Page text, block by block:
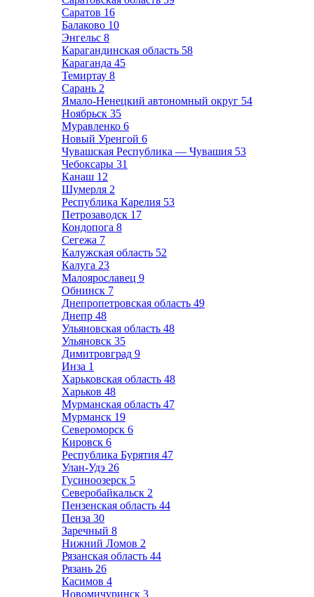
Саратов 16
Балаково 10
Энгельс 8
Карагандинская область 58
Караганда 45
Темиртау 8
Сарань 2
Ямало-Ненецкий автономный округ 54
Ноябрьск 35
Муравленко 6
Новый Уренгой 6
Чувашская Республика — Чувашия 53
Чебоксары 31
Канаш 12
Шумерля 2
Республика Карелия 53
Петрозаводск 17
Кондопога 8
Сегежа 7
Калужская область 52
Калуга 23
Малоярославец 9
Обнинск 7
Днепропетровская область 49
Днепр 48
Ульяновская область 48
Ульяновск 35
Димитровград 9
Инза 1
Харьковская область 48
Харьков 48
Мурманская область 47
Мурманск 19
Североморск 6
Кировск 6
Республика Бурятия 47
Улан-Удэ 26
Гусиноозерск 5
Северобайкальск 2
Пензенская область 44
Пенза 30
Заречный 8
Нижний Ломов 2
Рязанская область 44
Рязань 26
Касимов 4
Новомичуринск 3